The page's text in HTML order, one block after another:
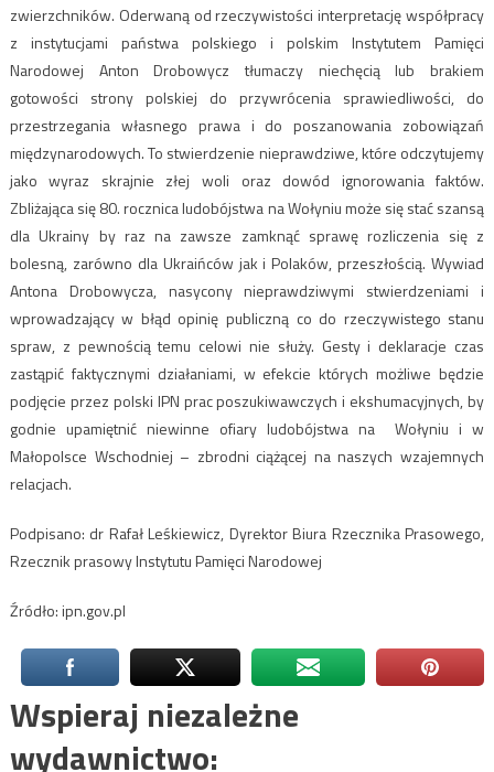
zwierzchników. Oderwaną od rzeczywistości interpretację współpracy
z instytucjami państwa polskiego i polskim Instytutem Pamięci
Narodowej Anton Drobowycz tłumaczy niechęcią lub brakiem
gotowości strony polskiej do przywrócenia sprawiedliwości, do
przestrzegania własnego prawa i do poszanowania zobowiązań
międzynarodowych. To stwierdzenie nieprawdziwe, które odczytujemy
jako wyraz skrajnie złej woli oraz dowód ignorowania faktów.
Zbliżająca się 80. rocznica ludobójstwa na Wołyniu może się stać szansą
dla Ukrainy by raz na zawsze zamknąć sprawę rozliczenia się z
bolesną, zarówno dla Ukraińców jak i Polaków, przeszłością. Wywiad
Antona Drobowycza, nasycony nieprawdziwymi stwierdzeniami i
wprowadzający w błąd opinię publiczną co do rzeczywistego stanu
spraw, z pewnością temu celowi nie służy. Gesty i deklaracje czas
zastąpić faktycznymi działaniami, w efekcie których możliwe będzie
podjęcie przez polski IPN prac poszukiwawczych i ekshumacyjnych, by
godnie upamiętnić niewinne ofiary ludobójstwa na Wołyniu i w
Małopolsce Wschodniej – zbrodni ciążącej na naszych wzajemnych
relacjach.
Podpisano: dr Rafał Leśkiewicz, Dyrektor Biura Rzecznika Prasowego,
Rzecznik prasowy Instytutu Pamięci Narodowej
Źródło: ipn.gov.pl
Wspieraj niezależne
wydawnictwo: